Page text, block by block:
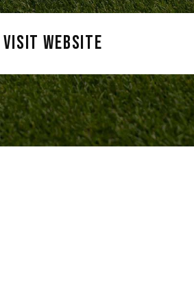
VISIT WEBSITE